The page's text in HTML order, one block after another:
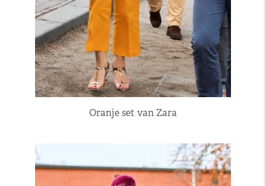
Oranje set van Zara